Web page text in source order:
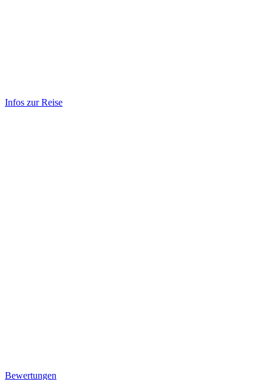
Infos zur Reise
Bewertungen